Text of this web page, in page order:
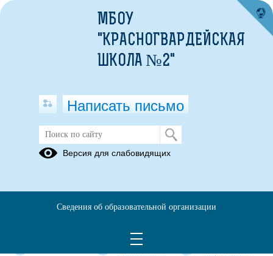
ЦЕНТР "ТОЧКА РОСТА"
"Точка
Материально-
МБОУ
"КРАСНОГВАРДЕЙСКАЯ
ШКОЛА №2"
Написать письмо
Версия для слабовидящих
Сведения об образовательной организации